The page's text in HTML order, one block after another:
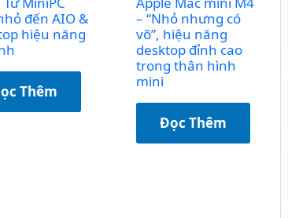
đến AIO &
hiệu năng
Thêm
– “Nhỏ nhưng có
võ”, hiệu năng
desktop đỉnh cao
trong thân hình
mini
Đọc Thêm